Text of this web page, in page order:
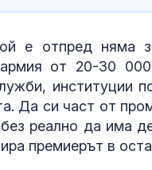
е отпред няма
от 20-30
институции
Да си част от
реално да има
премиерът в